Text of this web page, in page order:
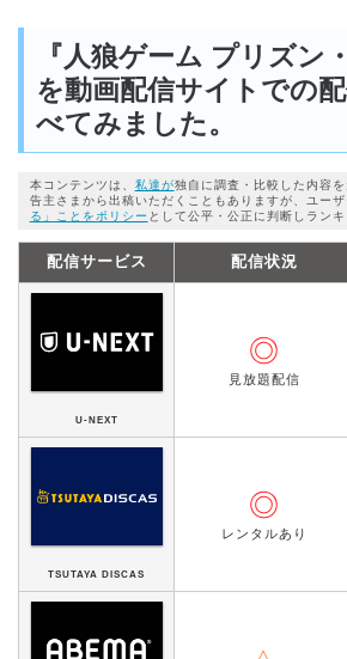
『人狼ゲーム プリズン
を動画配信サイトでの
べてみました。
本コンテンツは、 私達が独自に調査・比較した内容
告主さまから出稿いただくこともありますが、ユー
る」ことをポリシー として公平・公正に判断しラン
配信サービス 配信状況
U-NEXT
◎
見放題配信
TSUTAYA DISCAS
◎
レンタルあり